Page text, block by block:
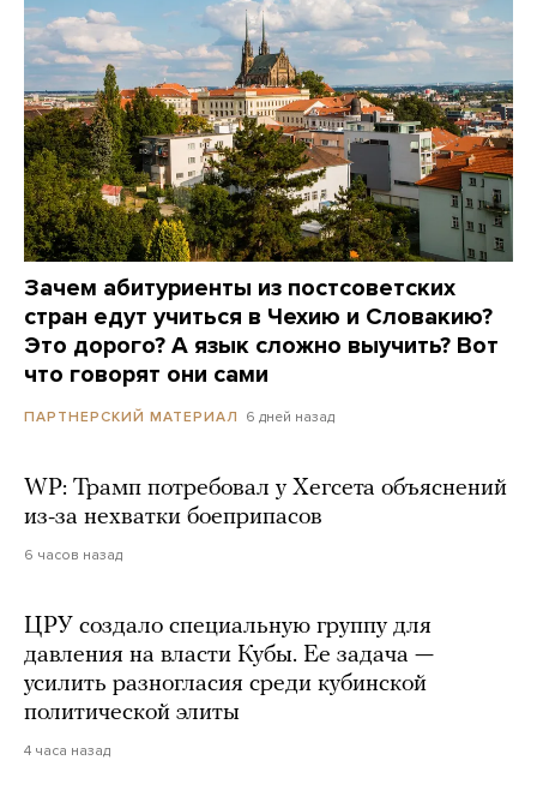
Зачем абитуриенты из постсоветских
стран едут учиться в Чехию и Словакию?
Это дорого? А язык сложно выучить? Вот
что говорят они сами
ПАРТНЕРСКИЙ МАТЕРИАЛ 6 дней назад
WP: Трамп потребовал у Хегсета объяснений
из-за нехватки боеприпасов
6 часов назад
ЦРУ создало специальную группу для
давления на власти Кубы. Ее задача —
усилить разногласия среди кубинской
политической элиты
4 часа назад